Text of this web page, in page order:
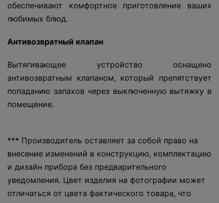
обеспечивают комфортное приготовление ваших
любимых блюд.
Антивозвратный клапан
Вытягивающее устройство оснащено
антивозвратным клапаном, который препятствует
попаданию запахов через выключенную вытяжку в
помещение.
*** Производитель оставляет за собой право на
внесение изменений в конструкцию, комплектацию
и дизайн прибора без предварительного
уведомления. Цвет изделия на фотографии может
отличаться от цвета фактического товара, что